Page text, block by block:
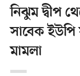
নিঝুম দ্বীপ
সাবেক
মামলা